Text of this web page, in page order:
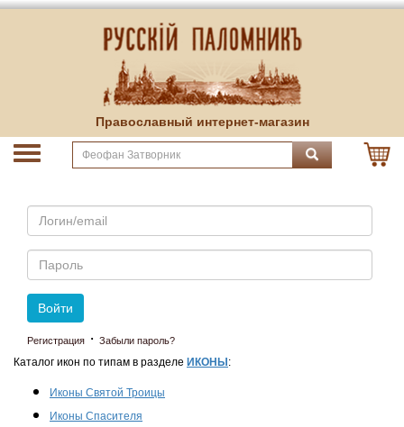
Православный интернет-магазин
Email
Пароль
Войти
Регистрация · Забыли пароль?
Каталог икон по типам в разделе ИКОНЫ :
Иконы Святой Троицы
Иконы Спасителя